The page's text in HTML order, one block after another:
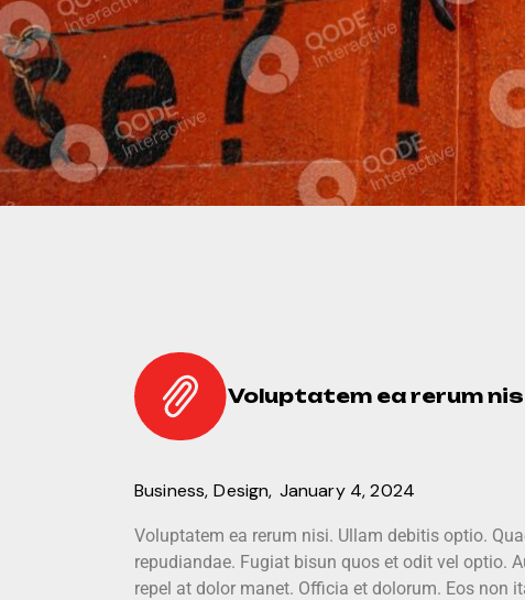
Voluptatem ea rerum
Business Design January 4, 2024
Voluptatem ea rerum nisi. Ullam debitis optio.
repudiandae. Fugiat bisun quos et odit vel optio.
repel at dolor manet. Officia et dolorum. Eos non